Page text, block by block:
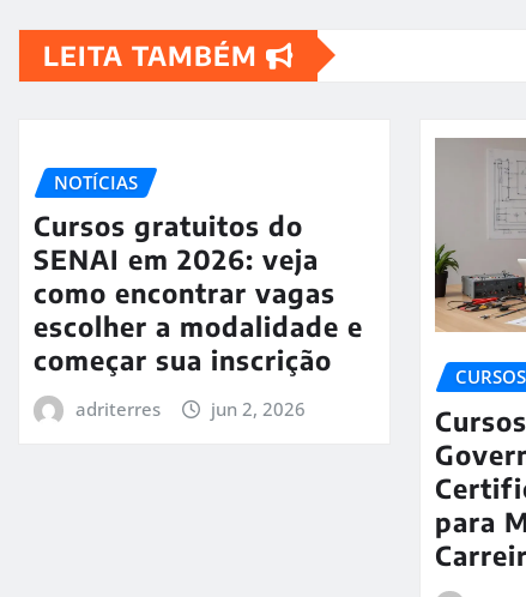
LEITA TAMBÉM
NOTÍCIAS
Cursos gratuitos do
SENAI em 2026: veja
como encontrar vagas
escolher a modalidade e
começar sua inscrição
adriterres jun 2, 2026
para